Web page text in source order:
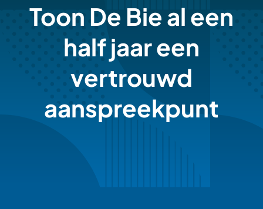
Toon De Bie al een
half jaar een
vertrouwd
aanspreekpunt